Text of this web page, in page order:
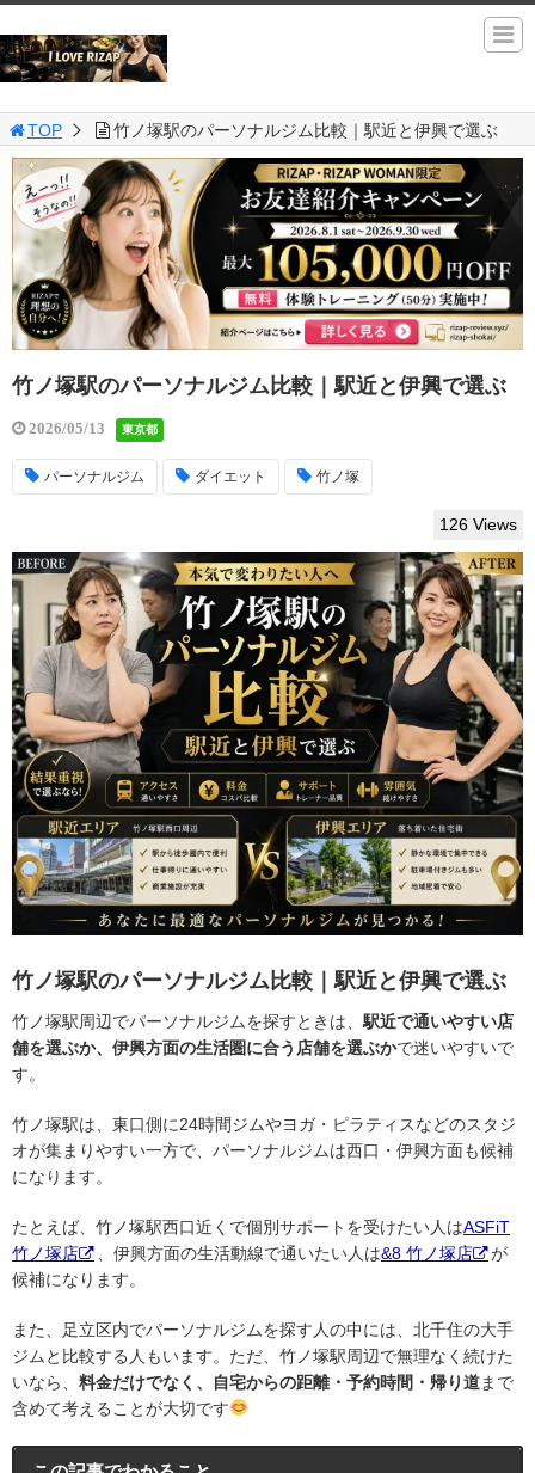
TOP 竹ノ塚駅のパーソナルジム比較｜駅近と伊興で選ぶ
竹ノ塚駅のパーソナルジム比較｜駅近と伊興で選ぶ
2026/05/13 東京都
パーソナルジム ダイエット 竹ノ塚
126 Views
竹ノ塚駅のパーソナルジム比較｜駅近と伊興で選ぶ
竹ノ塚駅周辺でパーソナルジムを探すときは、 駅近で通いやすい店
舗を選ぶか、伊興方面の生活圏に合う店舗を選ぶかで迷いやすいで
す。
竹ノ塚駅は、東口側に24時間ジムやヨガ・ピラティスなどのスタジ
オが集まりやすい一方で、パーソナルジムは西口・伊興方面も候補
になります。
たとえば、竹ノ塚駅西口近くで個別サポートを受けたい人はASFiT
竹ノ塚店
、伊興方面の生活動線で通いたい人は&8 竹ノ塚店
が
候補になります。
また、足立区内でパーソナルジムを探す人の中には、北千住の大手
ジムと比較する人もいます。ただ、竹ノ塚駅周辺で無理なく続けた
いなら、 料金だけでなく、自宅からの距離・予約時間・帰り道まで
含めて考えることが大切です